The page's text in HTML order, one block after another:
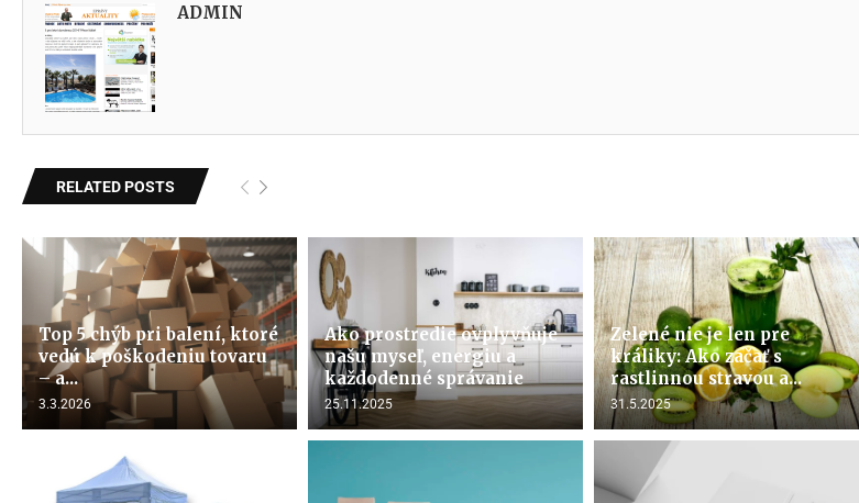
ADMIN
RELATED POSTS
Top 5 chýb pri balení, ktoré
vedú k poškodeniu tovaru
– a...
3.3.2026
Ako prostredie ovplyvňuje
našu myseľ, energiu a
každodenné správanie
25.11.2025
Zelené nie je len pre
králiky: Ako začať s
rastlinnou stravou a...
31.5.2025